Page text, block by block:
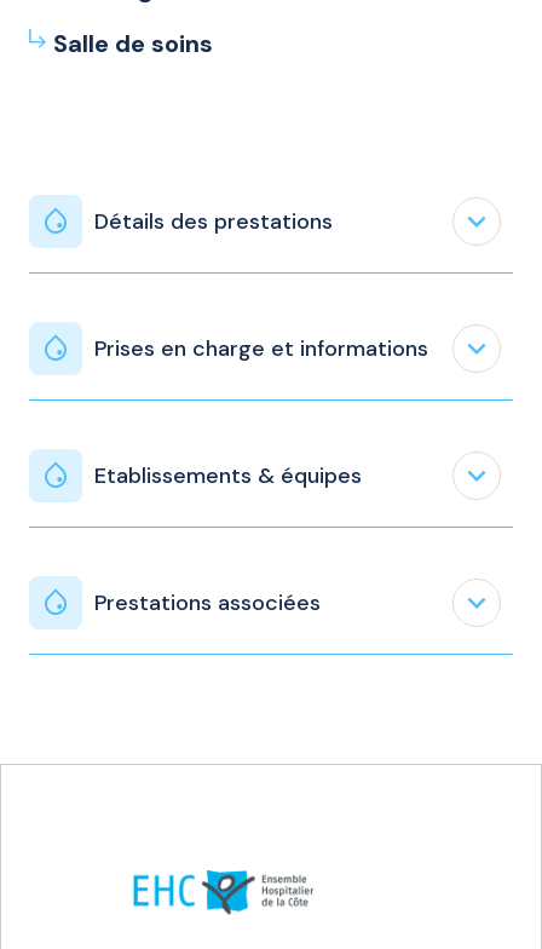
Salle de soins
Détails des prestations expand_less
Prises en charge et informations expand_less
Etablissements & équipes expand_less
Prestations associées expand_less